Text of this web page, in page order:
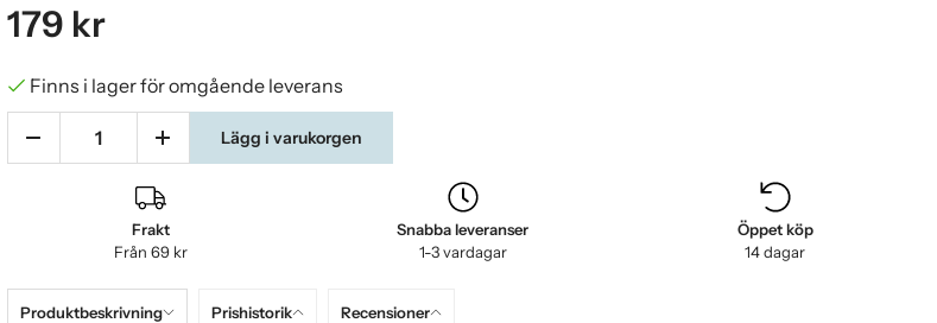
179 kr
Finns i lager för omgående leverans
Lägg i varukorgen
Frakt
Från 69 kr
Snabba leveranser
1-3 vardagar
Öppet köp
14 dagar
Produktbeskrivning Prishistorik Recensioner